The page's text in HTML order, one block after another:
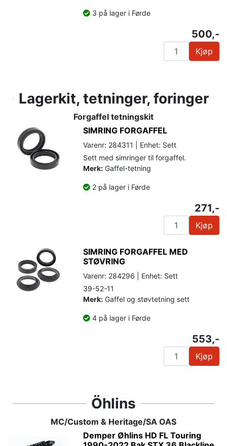
3 på lager i Førde
500,-
Kjøp
Lagerkit, tetninger, foringer
Forgaffel tetningskit
SIMRING FORGAFFEL
Varenr: 284311 | Enhet: Sett
Sett med simringer til forgaffel.
Merk: Gaffel-tetning
2 på lager i Førde
271,-
Kjøp
SIMRING FORGAFFEL MED
STØVRING
Varenr: 284296 | Enhet: Sett
39-52-11
Merk: Gaffel og støvtetning sett
4 på lager i Førde
553,-
Kjøp
Öhlins
MC/Custom & Heritage/SA OAS
Demper Øhlins HD FL Touring